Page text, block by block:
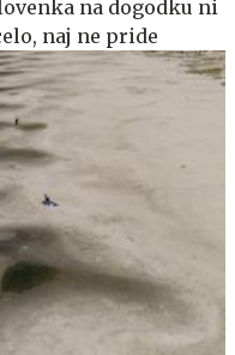
na dogodku ni
naj ne pride